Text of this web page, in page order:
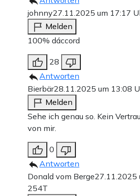
johnny27.11.2025 um 17:17
Melden
100% dáccord
28
Antworten
Bierbär28.11.2025 um 13:08
Melden
Sehe ich genau so. Kein
von mir.
0
Antworten
Donald vom Berge27.11.2025
254T